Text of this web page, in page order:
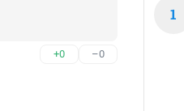
+0 –0
1